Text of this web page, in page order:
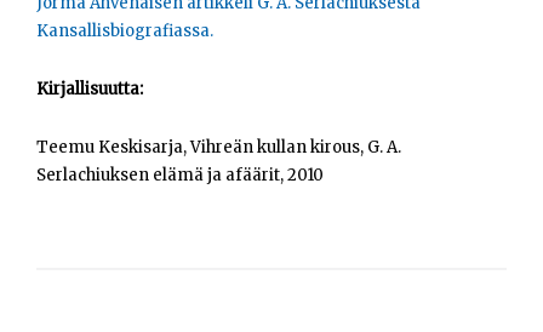
Kansallisbiografiassa.
Kirjallisuutta:
Teemu Keskisarja, Vihreän kullan kirous, G. A.
Serlachiuksen elämä ja afäärit, 2010